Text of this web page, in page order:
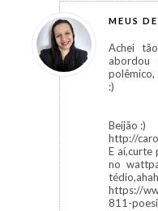
MEUS
Achei
abordou
:)
Beijão :)
http://
E aí,curte
no
https://
811-